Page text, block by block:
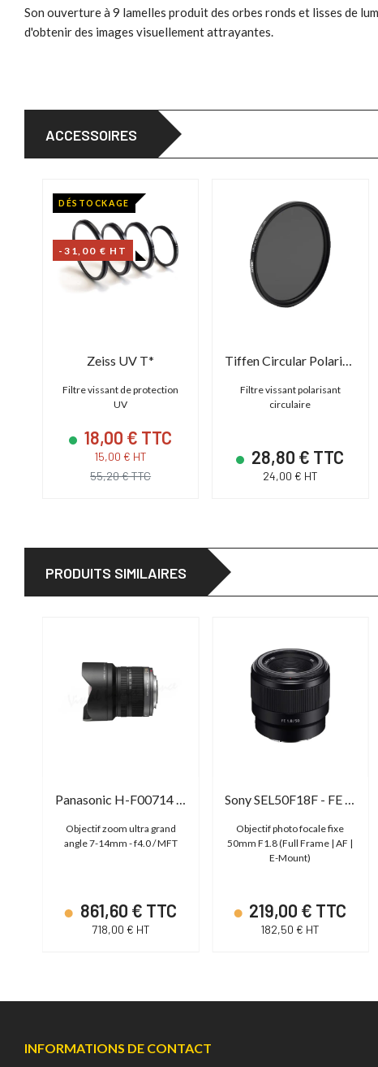
Son ouverture à 9 lamelles produit des orbes ronds et lisses de
d'obtenir des images visuellement attrayantes.
ACCESSOIRES
DÉSTOCKAGE
-31,00 € HT
Zeiss UV T*
Filtre vissant de protection
UV
18,00 € TTC
15,00 € HT
55,20 € TTC
Tiffen Circular Polarizer Screw Filter
Filtre vissant polarisant
circulaire
28,80 € TTC
24,00 € HT
PRODUITS SIMILAIRES
Objectif zoom ultra grand
angle 7-14mm - f4.0 / MFT
861,60 € TTC
718,00 € HT
Objectif photo focale fixe
50mm F1.8 (Full Frame | AF |
E-Mount)
219,00 € TTC
182,50 € HT
INFORMATIONS DE CONTACT